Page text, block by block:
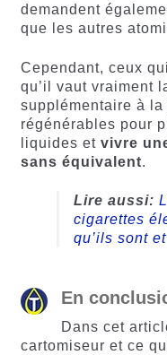
demandent
que les autres
Cependant, ceux
qu’il vaut vraiment
supplémentaire à
régénérables pour
liquides et vivre
sans équivalent.
Lire aussi:
cigarettes
qu’ils sont
En
Dans cet
cartomiseur et ce